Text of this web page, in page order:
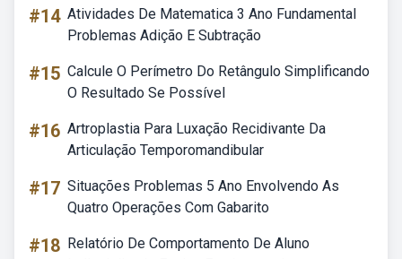
#14 Atividades De Matematica 3 Ano Fundamental
Problemas Adição E Subtração
#15 Calcule O Perímetro Do Retângulo Simplificando
O Resultado Se Possível
#16 Artroplastia Para Luxação Recidivante Da
Articulação Temporomandibular
#17 Situações Problemas 5 Ano Envolvendo As
Quatro Operações Com Gabarito
#18 Relatório De Comportamento De Aluno